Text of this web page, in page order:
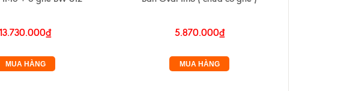
13.730.000₫
MUA HÀNG
5.870.000₫
MUA HÀNG